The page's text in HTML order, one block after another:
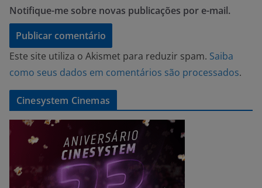
Notifique-me sobre novas publicações por e-mail.
Este site utiliza o Akismet para reduzir spam. Saiba
como seus dados em comentários são processados.
Cinesystem Cinemas